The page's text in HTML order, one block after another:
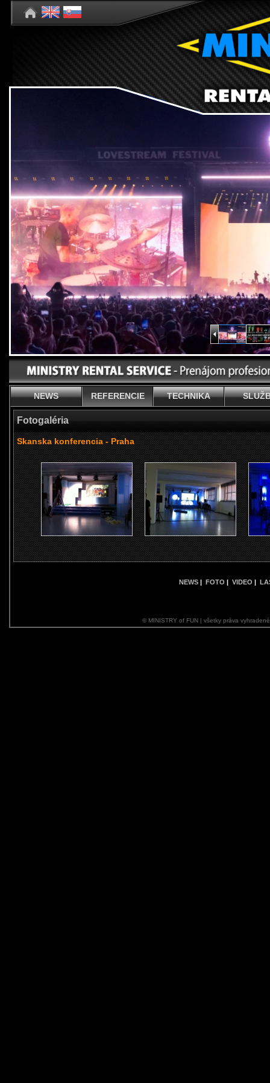
NEWS REFERENCIE TECHNIKA
Fotogaléria
Skanska konferencia - Praha
NEWS | FOTO | VIDEO |
© MINISTRY of FUN | všetky práva